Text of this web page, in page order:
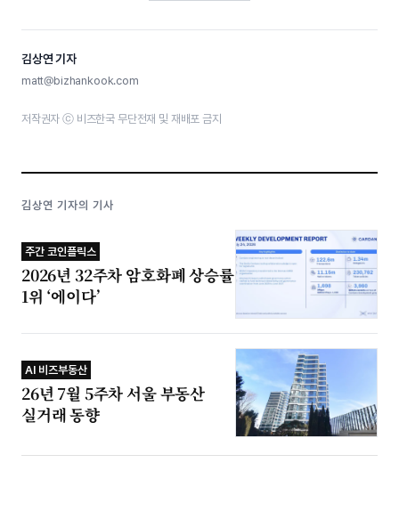
김상연 기자
matt@bizhankook.com
저작권자 ⓒ 비즈한국 무단전재 및 재배포 금지
김상연 기자의 기사
주간 코인플릭스
2026년 32주차 암호화폐 상승률
1위 ‘에이다’
AI 비즈부동산
26년 7월 5주차 서울 부동산
실거래 동향